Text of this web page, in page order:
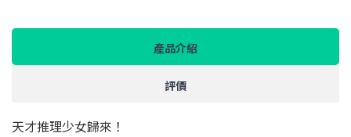
產品介紹
評價
天才推理少女歸來！